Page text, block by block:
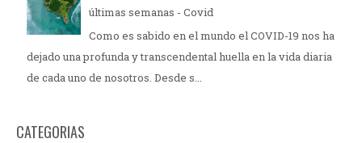
últimas semanas - Covid
Como es sabido en el mundo el COVID-19 nos ha
dejado una profunda y transcendental huella en la vida diaria
de cada uno de nosotros. Desde s...
CATEGORIAS